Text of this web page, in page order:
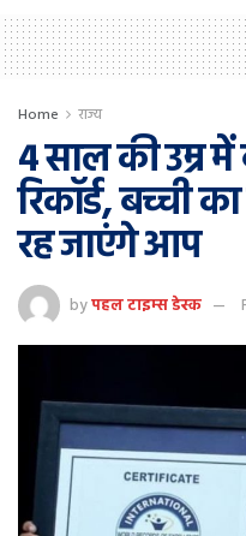
Home राज्य
4 साल की उम्र
रिकॉर्ड, बच्ची
रह जाएंगे आप
byपहल टाइम्स डेस्क